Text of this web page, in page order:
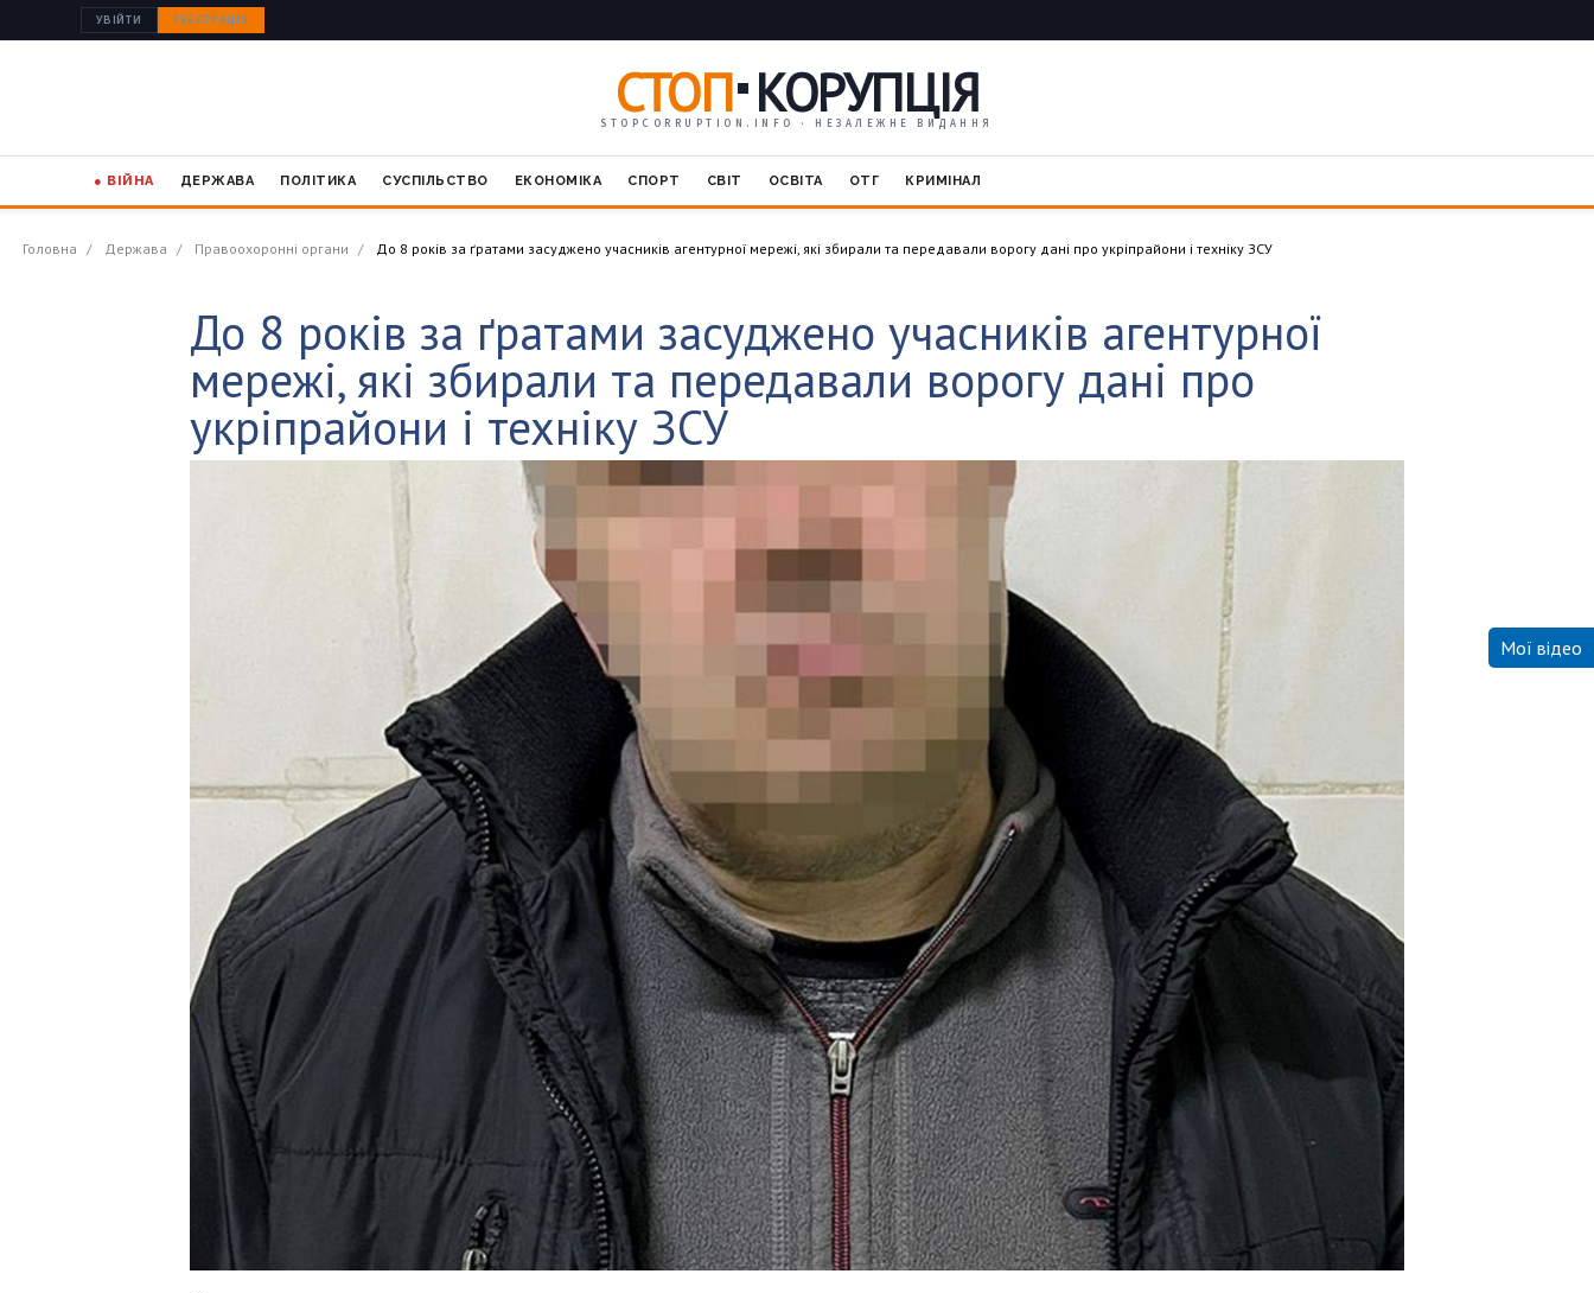
УВІЙТИ РЕЄСТРАЦІЯ
СТОП КОРУПЦІЯ
STOPCORRUPTION.INFO · НЕЗАЛЕЖНЕ ВИДАННЯ
● ВІЙНА ДЕРЖАВА ПОЛІТИКА СУСПІЛЬСТВО ЕКОНОМІКА СПОРТ СВІТ ОСВІТА ОТГ КРИМІНАЛ
Головна Держава Правоохоронні органи До 8 років за ґратами засуджено учасників агентурної мережі, які збирали та передавали ворогу дані про укріпрайони і техніку ЗСУ
До 8 років за ґратами засуджено учасників агентурної
мережі, які збирали та передавали ворогу дані про
укріпрайони і техніку ЗСУ
Мої відео